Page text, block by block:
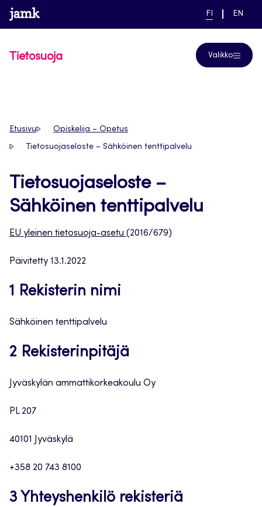
Siirry
suoraan
www.jamk.fi linkki pääsivustolle
NYKYINEN
FI
VAIHDA
EN
Tietosuoja Valikko
Etusivu Opiskelija – Opetus
Tietosuojaseloste – Sähköinen tenttipalvelu
Tietosuojaseloste –
Sähköinen tenttipalvelu
EU yleinen tietosuoja-asetu (2016/679)
Päivitetty 13.1.2022
1 Rekisterin nimi
Sähköinen tenttipalvelu
2 Rekisterinpitäjä
Jyväskylän ammattikorkeakoulu Oy
PL 207
40101 Jyväskylä
+358 20 743 8100
3 Yhteyshenkilö rekisteriä